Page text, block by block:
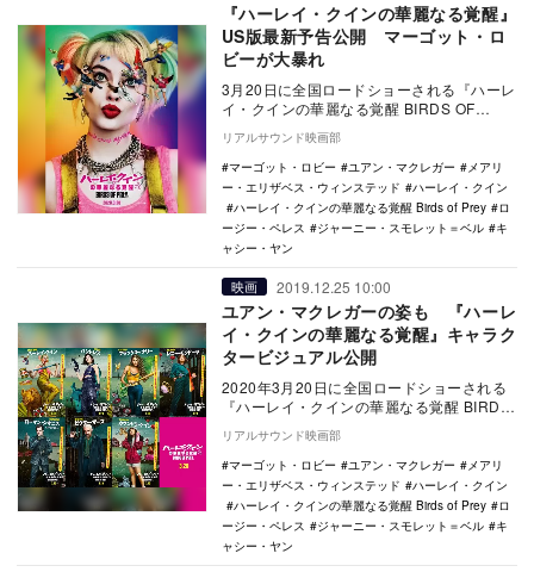
『ハーレイ・クインの華麗なる覚醒』
US版最新予告公開 マーゴット・ロ
ビーが大暴れ
3月20日に全国ロードショーされる『ハーレ
イ・クインの華麗なる覚醒 BIRDS OF
PREY』のUS版最新予告が公開された。 …
リアルサウンド映画部
マーゴット・ロビー
ユアン・マクレガー
メアリ
ー・エリザベス・ウィンステッド
ハーレイ・クイン
ハーレイ・クインの華麗なる覚醒 Birds of Prey
ロ
ージー・ペレス
ジャーニー・スモレット＝ベル
キ
ャシー・ヤン
映画 2019.12.25 10:00
ユアン・マクレガーの姿も 『ハーレ
イ・クインの華麗なる覚醒』キャラク
タービジュアル公開
2020年3月20日に全国ロードショーされる
『ハーレイ・クインの華麗なる覚醒 BIRDS
OF PREY』より、キャラクタービジ…
リアルサウンド映画部
マーゴット・ロビー
ユアン・マクレガー
メアリ
ー・エリザベス・ウィンステッド
ハーレイ・クイン
ハーレイ・クインの華麗なる覚醒 Birds of Prey
ロ
ージー・ペレス
ジャーニー・スモレット＝ベル
キ
ャシー・ヤン